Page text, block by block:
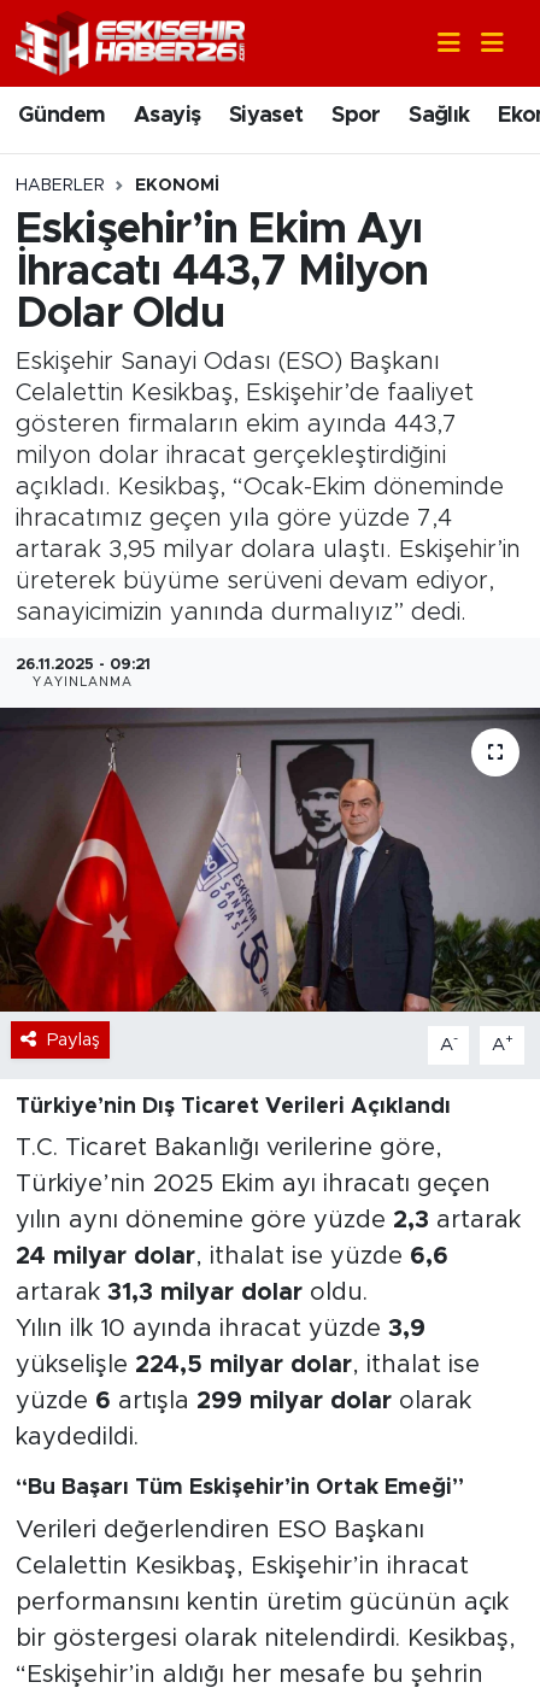
Gündem Asayiş Siyaset Spor Sağlık
HABERLER EKONOMI
Eskişehir’in Ekim Ayı
İhracatı 443,7 Milyon
Dolar Oldu
Eskişehir Sanayi Odası (ESO) Başkanı
Celalettin Kesikbaş, Eskişehir’de faaliyet
gösteren firmaların ekim ayında 443,7
milyon dolar ihracat gerçekleştirdiğini
açıkladı. Kesikbaş, “Ocak-Ekim döneminde
ihracatımız geçen yıla göre yüzde 7,4
artarak 3,95 milyar dolara ulaştı. Eskişehir’in
üreterek büyüme serüveni devam ediyor,
sanayicimizin yanında durmalıyız” dedi.
26.11.2025 - 09:21
YAYINLANMA
Paylaş A- A+
Türkiye’nin Dış Ticaret Verileri Açıklandı
T.C. Ticaret Bakanlığı verilerine göre,
Türkiye’nin 2025 Ekim ayı ihracatı geçen
yılın aynı dönemine göre yüzde 2,3 artarak
24 milyar dolar, ithalat ise yüzde 6,6
artarak 31,3 milyar dolaroldu.
Yılın ilk 10 ayında ihracat yüzde 3,9
yükselişle 224,5 milyar dolar, ithalat ise
yüzde 6 artışla 299 milyar dolarolarak
kaydedildi.
“Bu Başarı Tüm Eskişehir’in Ortak Emeği”
Verileri değerlendiren ESO Başkanı
Celalettin Kesikbaş, Eskişehir’in ihracat
performansını kentin üretim gücünün açık
bir göstergesi olarak nitelendirdi. Kesikbaş,
“Eskişehir’in aldığı her mesafe bu şehrin
Gündem
Asayiş
Siyaset
Spor
Ekonomi
Eğitim
Sanat
Bölge
Magazin
Dünya
Sektör
Nöbetçi Eczaneler
Hava Durumu
Trafik Durumu
Süper Lig Puan Durumu ve Fikstür
Son Dakika Haberleri
Haber Arşivi